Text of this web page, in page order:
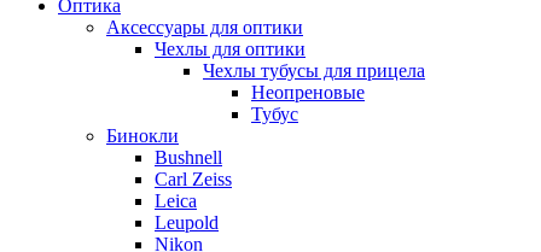
Оптика
Аксессуары для оптики
Чехлы для оптики
Чехлы тубусы для прицела
Неопреновые
Тубус
Бинокли
Bushnell
Carl Zeiss
Leica
Leupold
Nikon